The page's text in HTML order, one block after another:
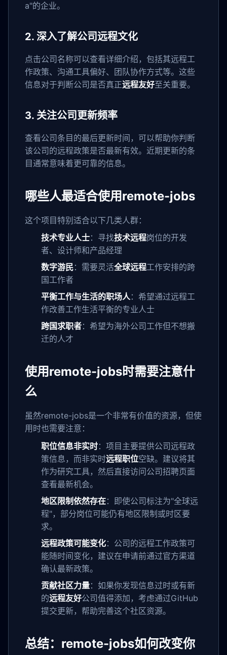
a"的企业。
2. 深入了解公司远程文化
点击公司名称可以查看详细介绍，包括其远程工
作政策、沟通工具偏好、团队协作方式等。这些
信息对于判断公司是否真正远程友好至关重要。
3. 关注公司更新频率
查看公司条目的最后更新时间，可以帮助你判断
该公司的远程政策是否最新有效。近期更新的条
目通常意味着更可靠的信息。
哪些人最适合使用remote-jobs
这个项目特别适合以下几类人群：
技术专业人士：寻找技术远程岗位的开发
者、设计师和产品经理
数字游民：需要灵活全球远程工作安排的跨
国工作者
平衡工作与生活的职场人：希望通过远程工
作改善工作生活平衡的专业人士
跨国求职者：希望为海外公司工作但不想搬
迁的人才
使用remote-jobs时需要注意什
么
虽然remote-jobs是一个非常有价值的资源，但使
用时也需要注意：
职位信息非实时：项目主要提供公司远程政
策信息，而非实时远程职位空缺。建议将其
作为研究工具，然后直接访问公司招聘页面
查看最新机会。
地区限制依然存在：即使公司标注为"全球远
程"，部分岗位可能仍有地区限制或时区要
求。
远程政策可能变化：公司的远程工作政策可
能随时间变化，建议在申请前通过官方渠道
确认最新政策。
贡献社区力量：如果你发现信息过时或有新
的远程友好公司值得添加，考虑通过GitHub
提交更新，帮助完善这个社区资源。
总结：remote-jobs如何改变你